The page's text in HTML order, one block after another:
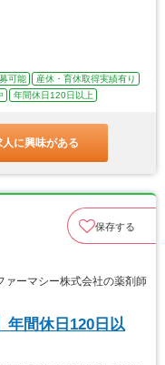
可能
産休・育休取得実績有り
年間休日120日以上
人に興味がある
保存する
ーマシー株式会社の薬剤師
年間休日120日以